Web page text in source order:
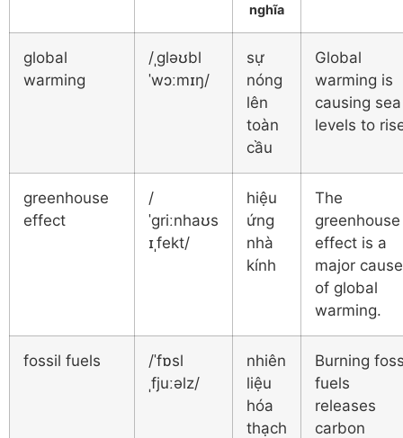
nghĩa
global
warming
/ˌɡləʊbl
ˈwɔːmɪŋ/
sự
nóng
lên
toàn
cầu
Global
warming is
causing sea
levels to
greenhouse
effect
/
ˈɡriːnhaʊs
ɪˌfekt/
hiệu
ứng
nhà
kính
The
greenhouse
effect is a
major cause
of global
warming.
fossil fuels
/ˈfɒsl
ˌfjuːəlz/
nhiên
liệu
hóa
thạch
Burning
fuels
releases
carbon